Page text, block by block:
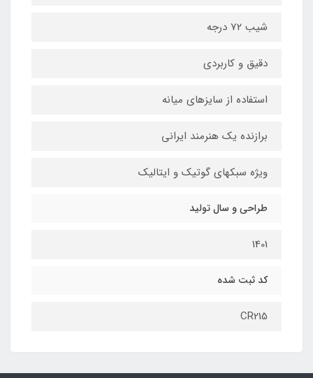
شیب 72 درجه
دقیق و کاربردی
استفاده از سایزهای میانه
برازنده یک هنرمند ایرانی
ویژه سبکهای گوتیک و ایتالیک
طراحی و سال تولید
1401
کد ثبت شده
CR215